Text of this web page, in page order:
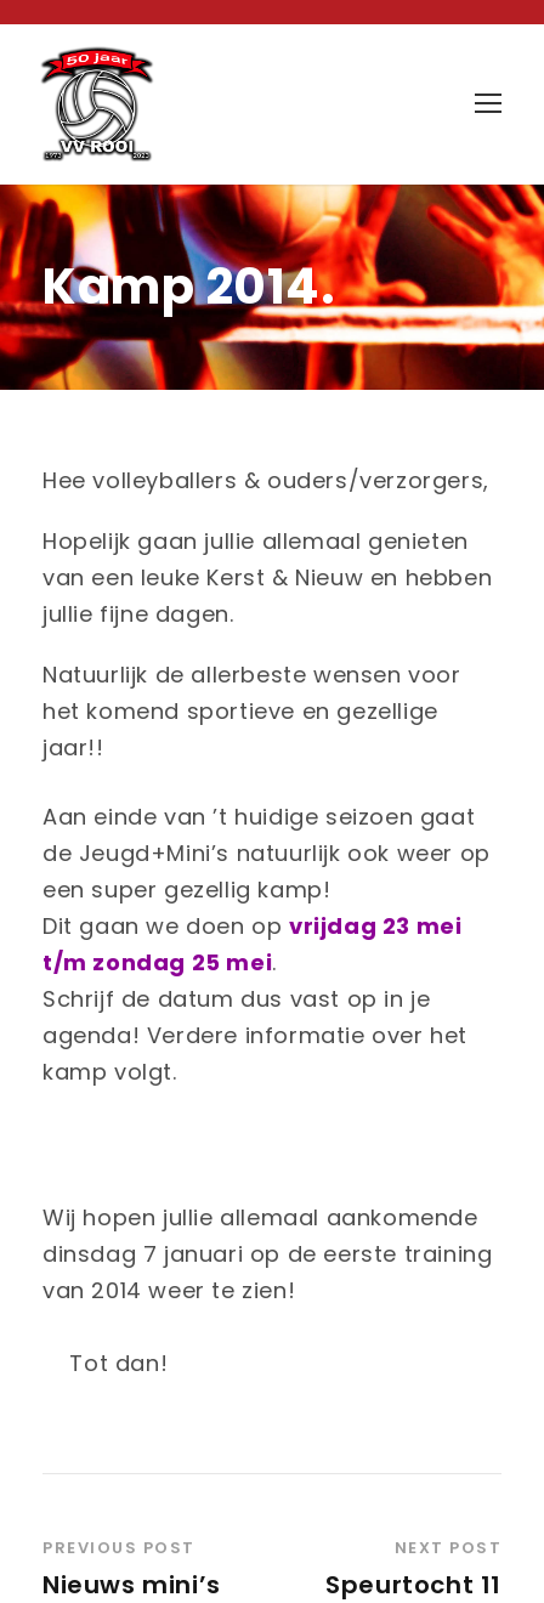
Kamp 2014.
Hee volleyballers & ouders/verzorgers,
Hopelijk gaan jullie allemaal genieten
van een leuke Kerst & Nieuw en hebben
jullie fijne dagen.
Natuurlijk de allerbeste wensen voor
het komend sportieve en gezellige
jaar!!
Aan einde van ’t huidige seizoen gaat
de Jeugd+Mini’s natuurlijk ook weer op
een super gezellig kamp!
Dit gaan we doen op vrijdag 23 mei
t/m zondag 25 mei.
Schrijf de datum dus vast op in je
agenda! Verdere informatie over het
kamp volgt.
Wij hopen jullie allemaal aankomende
dinsdag 7 januari op de eerste training
van 2014 weer te zien!
Tot dan!
PREVIOUS POST
Nieuws mini’s
NEXT POST
Speurtocht 11